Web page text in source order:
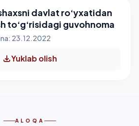
davlat ro‘yxatidan
to‘g‘risidagi guvohnoma
23.12.2022
Yuklab olish
ALOQA